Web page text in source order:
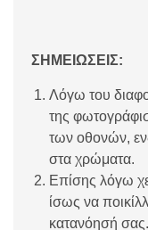
ΣΗΜΕΙΩΣΕΙΣ:
Λόγω του
της
των οθονών,
στα χρώματα.
Επίσης λόγω
ίσως να
κατανόησή σας.